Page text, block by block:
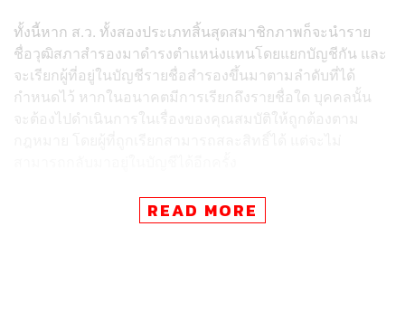
ทั้งนี้หาก ส.ว. ทั้งสองประเภทสิ้นสุดสมาชิกภาพก็จะนำราย
ชื่อวุฒิสภาสำรองมาดำรงตำแหน่งแทนโดยแยกบัญชีกัน และ
จะเรียกผู้ที่อยู่ในบัญชีรายชื่อสำรองขึ้นมาตามลำดับที่ได้
กำหนดไว้ หากในอนาคตมีการเรียกถึงรายชื่อใด บุคคลนั้น
จะต้องไปดำเนินการในเรื่องของคุณสมบัติให้ถูกต้องตาม
โดยวิษณุยืนยันว่ารายชื่อวุฒิสภาสำรองทั้ง 50 คนดังกล่าว
ผ่านการพิจารณาแล้วเสร็จพร้อมกับการพิจารณาผู้ที่ดำรง
READ MORE